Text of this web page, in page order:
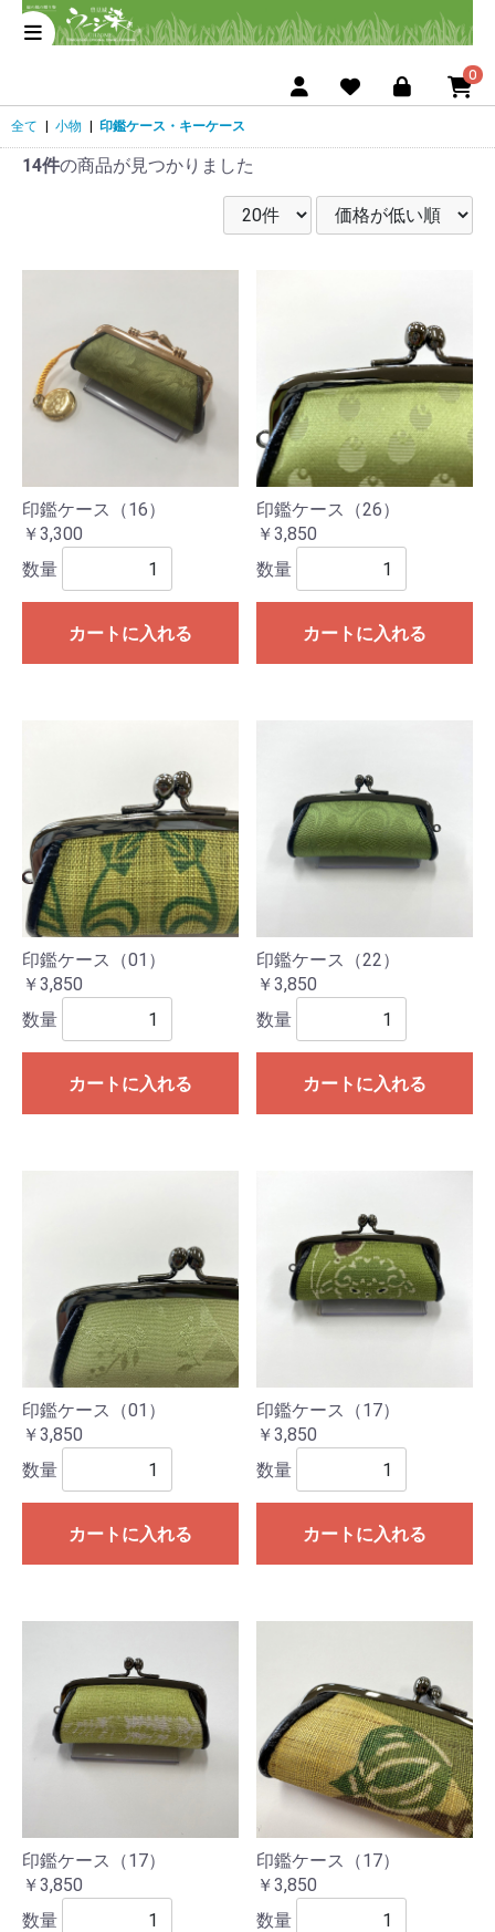
0
全て 小物 印鑑ケース・キーケース
14件の商品が見つかりました
印鑑ケース（16）
￥3,300
数量
カートに入れる
印鑑ケース（26）
￥3,850
数量
カートに入れる
印鑑ケース（01）
￥3,850
数量
カートに入れる
印鑑ケース（22）
￥3,850
数量
カートに入れる
印鑑ケース（01）
￥3,850
数量
カートに入れる
印鑑ケース（17）
￥3,850
数量
カートに入れる
印鑑ケース（17）
￥3,850
数量
印鑑ケース（17）
￥3,850
数量